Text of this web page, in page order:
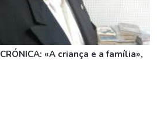
CRÓNICA: «A criança e a família»,